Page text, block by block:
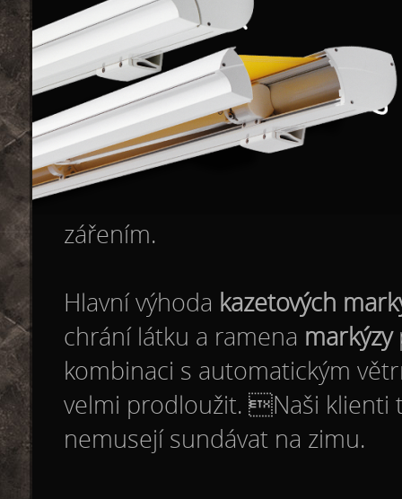
zářením.
Hlavní výhoda kazetových
chrání látku a ramena markýzy
kombinaci s automatickým
velmi prodloužit. Naši klienti
nemusejí sundávat na zimu.